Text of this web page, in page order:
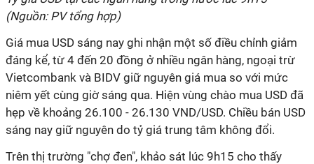
(Nguồn: PV tổng hợp)
Giá mua USD sáng nay ghi nhận một số điều chỉnh giảm
đáng kể, từ 4 đến 20 đồng ở nhiều ngân hàng, ngoại trừ
Vietcombank và BIDV giữ nguyên giá mua so với mức
niêm yết cùng giờ sáng qua. Hiện vùng chào mua USD đã
hẹp về khoảng 26.100 - 26.130 VND/USD. Chiều bán USD
sáng nay giữ nguyên do tỷ giá trung tâm không đổi.
Trên thị trường "chợ đen", khảo sát lúc 9h15 cho thấy